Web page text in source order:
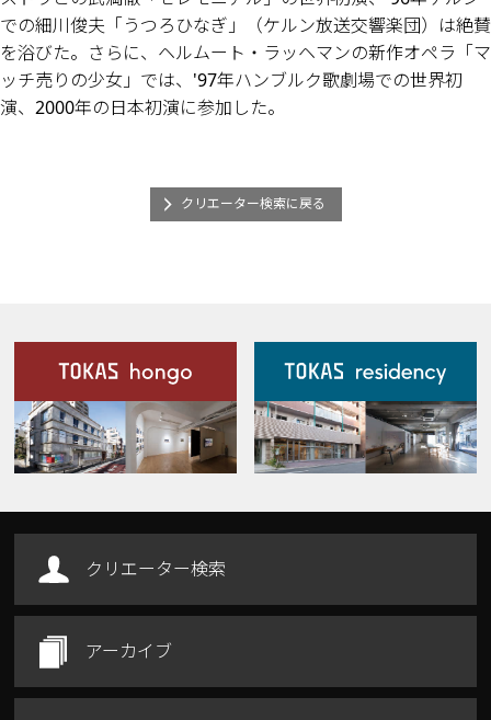
での細川俊夫「うつろひなぎ」（ケルン放送交響楽団）は絶賛
を浴びた。さらに、ヘルムート・ラッヘマンの新作オペラ「マ
ッチ売りの少女」では、'97年ハンブルク歌劇場での世界初
演、2000年の日本初演に参加した。
クリエーター検索に戻る
施設案内
Our Facilities
クリエーター検索
アーカイブ